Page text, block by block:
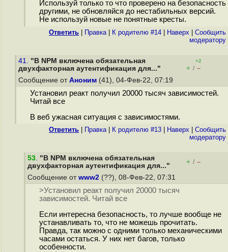
Используй только то что проверено на безопасность
другими, не обновляйся до нестабильных версий.
Не используй новые не понятные кресты.
Ответить Правка| К родителю #14 Наверх
Cообщить
модератору
41. "В NPM включена обязательная
двухфакторная аутентификация для..."
+2
+ / –
Сообщение от Аноним (41), 04-Фев-22, 07:19
Установил реакт получил 20000 тысяч зависимостей.
Читай все
В веб ужасная ситуация с зависимостями.
Ответить Правка| К родителю #13 Наверх
Cообщить
модератору
53. "В NPM включена обязательная
двухфакторная аутентификация для..."
+ / –
Сообщение от www2 (??), 08-Фев-22, 07:31
>Установил реакт получил 20000 тысяч
зависимостей. Читай все
Если интересна безопасность, то лучше вообще не
устанавливать то, что не можешь прочитать.
Правда, так можно с одними только механическими
часами остаться. У них нет багов, только
особенности.